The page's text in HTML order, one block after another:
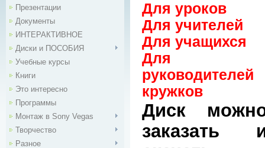
Презентации
Документы
ИНТЕРАКТИВНОЕ
Диски и ПОСОБИЯ
Учебные курсы
Книги
Это интересно
Программы
Монтаж в Sony Vegas
Творчество
Разное
Для уроков
Для учителей
Для учащихся
Для
руководителей
кружков
Диск
заказать